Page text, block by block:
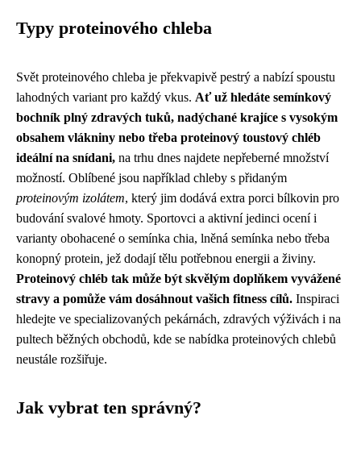
Typy proteinového chleba
Svět proteinového chleba je překvapivě pestrý a nabízí spoustu
lahodných variant pro každý vkus. Ať už hledáte semínkový
bochník plný zdravých tuků, nadýchané krajíce s vysokým
obsahem vlákniny nebo třeba proteinový toustový chléb
ideální na snídani, na trhu dnes najdete nepřeberné množství
možností. Oblíbené jsou například chleby s přidaným
proteinovým izolátem, který jim dodává extra porci bílkovin pro
budování svalové hmoty. Sportovci a aktivní jedinci ocení i
varianty obohacené o semínka chia, lněná semínka nebo třeba
konopný protein, jež dodají tělu potřebnou energii a živiny.
Proteinový chléb tak může být skvělým doplňkem vyvážené
stravy a pomůže vám dosáhnout vašich fitness cílů. Inspiraci
hledejte ve specializovaných pekárnách, zdravých výživách i na
pultech běžných obchodů, kde se nabídka proteinových chlebů
neustále rozšiřuje.
Jak vybrat ten správný?